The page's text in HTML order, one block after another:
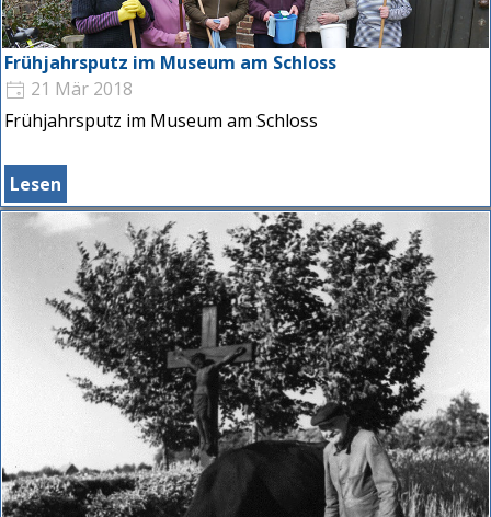
Frühjahrsputz im Museum am Schloss
21 Mär 2018
Frühjahrsputz im Museum am Schloss
Lesen